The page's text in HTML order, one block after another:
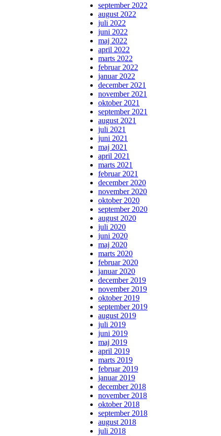
september 2022
august 2022
juli 2022
juni 2022
maj 2022
april 2022
marts 2022
februar 2022
januar 2022
december 2021
november 2021
oktober 2021
september 2021
august 2021
juli 2021
juni 2021
maj 2021
april 2021
marts 2021
februar 2021
december 2020
november 2020
oktober 2020
september 2020
august 2020
juli 2020
juni 2020
maj 2020
marts 2020
februar 2020
januar 2020
december 2019
november 2019
oktober 2019
september 2019
august 2019
juli 2019
juni 2019
maj 2019
april 2019
marts 2019
februar 2019
januar 2019
december 2018
november 2018
oktober 2018
september 2018
august 2018
juli 2018